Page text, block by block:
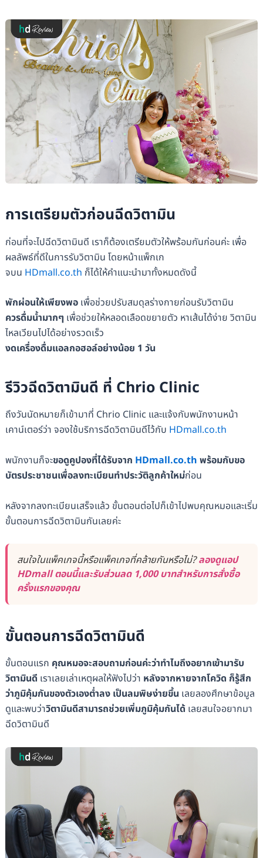
การเตรียมตัวก่อนฉีดวิตามิน
ก่อนที่จะไปฉีดวิตามินดี เราก็ต้องเตรียมตัวให้พร้อมกันก่อนค่ะ เพื่อ
ผลลัพธ์ที่ดีในการรับวิตามิน โดยหน้าแพ็กเก
จบน HDmall.co.th ก็ได้ให้คำแนะนำมาทั้งหมดดังนี้
พักผ่อนให้เพียงพอเพื่อช่วยปรับสมดุลร่างกายก่อนรับวิตามิน
ควรดื่มน้ำมากๆ เพื่อช่วยให้หลอดเลือดขยายตัว หาเส้นได้ง่าย วิตามิน
ไหลเวียนไปได้อย่างรวดเร็ว
งดเครื่องดื่มแอลกอฮอล์อย่างน้อย 1 วัน
รีวิวฉีดวิตามินดี ที่ Chrio Clinic
ถึงวันนัดหมายก็เข้ามาที่ Chrio Clinic และแจ้งกับพนักงานหน้า
เคาน์เตอร์ว่า จองใช้บริการฉีดวิตามินดีไว้กับ HDmall.co.th
พนักงานก็จะขอดูคูปองที่ได้รับจาก HDmall.co.th พร้อมกับขอ
บัตรประชาชนเพื่อลงทะเบียนทำประวัติลูกค้าใหม่ก่อน
หลังจากลงทะเบียนเสร็จแล้ว ขั้นตอนต่อไปก็เข้าไปพบคุณหมอและเริ่ม
ขั้นตอนการฉีดวิตามินกันเลยค่ะ
สนใจในแพ็คเกจนี้หรือแพ็คเกจที่คล้ายกันหรือไม่?ลองดูแอป
HDmall ตอนนี้และรับส่วนลด 1,000 บาทสำหรับการสั่งซื้อ
ครั้งแรกของคุณ
ขั้นตอนการฉีดวิตามินดี
ขั้นตอนแรก คุณหมอจะสอบถามก่อนค่ะว่าทำไมถึงอยากเข้ามารับ
วิตามินดี เราเลยเล่าเหตุผลให้ฟังไปว่า หลังจากหายจากโควิด ก็รู้สึก
ว่าภูมิคุ้มกันของตัวเองต่ำลง เป็นลมพิษง่ายขึ้น เลยลองศึกษาข้อมูล
ดูและพบว่าวิตามินดีสามารถช่วยเพิ่มภูมิคุ้มกันได้เลยสนใจอยากมา
ฉีดวิตามินดี